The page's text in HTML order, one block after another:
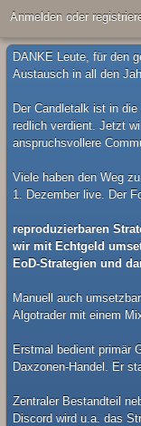
Anmelden oder
DANKE Leute, für den
Austausch in all den
Der Candletalk ist in
redlich verdient. Jetzt
anspruchsvollere
Viele haben den Weg zu
1. Dezember live. Der
reproduzierbaren
wir mit Echtgeld
EoD-Strategien und
Manuell auch
Algotrader mit einem
Erstmal bedient primär
Daxzonen-Handel. Er
Zentraler Bestandteil
Discord wird u.a. das